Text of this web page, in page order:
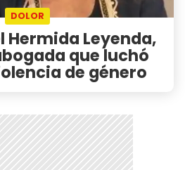
DOLOR
Hermida Leyenda,
que luchó
de género